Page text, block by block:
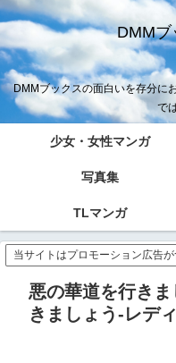
DMMブ
DMMブックスの面白いを存分に
で
少女・女性マンガ
写真集
TLマンガ
当サイトはプロモーション広告が
悪の華道を行き
きましょう-レデ